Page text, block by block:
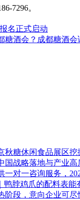
7296。
名正式启动
糖酒会？成都糖酒
秋糖休闲食品展区
国战略落地与产业高
对一咨询服务，
鸭脖鸡爪的配料表能
阶段，意向企业可